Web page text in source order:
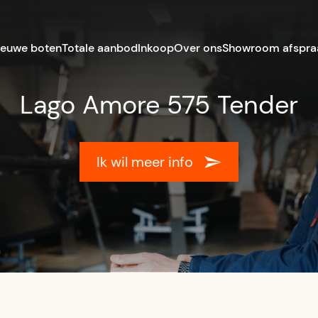
botenTotale aanbodInkoopOver onsShowroom
Lago Amore 575 Tender
Ik wil meer info